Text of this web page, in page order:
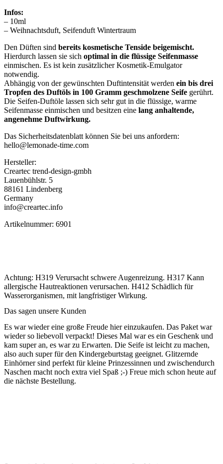
Infos:
– 10ml
– Weihnachtsduft, Seifenduft Wintertraum
Den Düften sind bereits kosmetische Tenside beigemischt.
Hierdurch lassen sie sich optimal in die flüssige Seifenmasse
einmischen. Es ist kein zusätzlicher Kosmetik-Emulgator
notwendig.
Abhängig von der gewünschten Duftintensität werden ein bis drei
Tropfen des Duftöls in 100 Gramm geschmolzene Seife gerührt.
Die Seifen-Duftöle lassen sich sehr gut in die flüssige, warme
Seifenmasse einmischen und besitzen eine lang anhaltende,
angenehme Duftwirkung.
Das Sicherheitsdatenblatt können Sie bei uns anfordern:
hello@lemonade-time.com
Hersteller:
Creartec trend-design-gmbh
Lauenbühlstr. 5
88161 Lindenberg
Germany
info@creartec.info
Artikelnummer: 6901
Achtung: H319 Verursacht schwere Augenreizung. H317 Kann
allergische Hautreaktionen verursachen. H412 Schädlich für
Wasserorganismen, mit langfristiger Wirkung.
Das sagen unsere Kunden
Es war wieder eine große Freude hier einzukaufen. Das Paket war
wieder so liebevoll verpackt! Dieses Mal war es ein Geschenk und
kam super an, es war zu Erwarten. Die Seife ist leicht zu machen,
also auch super für den Kindergeburtstag geeignet. Glitzernde
Einhörner sind perfekt für kleine Prinzessinnen und zwischendurch
Naschen macht noch extra viel Spaß ;-) Freue mich schon heute auf
die nächste Bestellung.